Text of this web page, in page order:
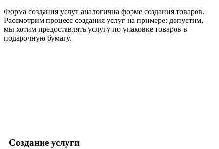
Форма создания услуг аналогична форме создания товаров.
Рассмотрим процесс создания услуг на примере: допустим,
мы хотим предоставлять услугу по упаковке товаров в
подарочную бумагу.
Создание услуги